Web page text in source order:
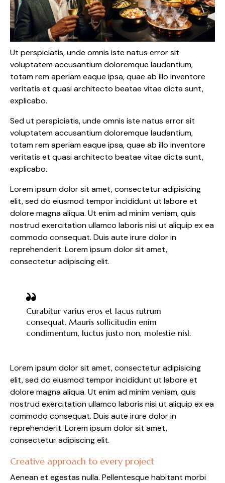
Ut perspiciatis, unde omnis iste natus error sit
voluptatem accusantium doloremque laudantium,
totam rem aperiam eaque ipsa, quae ab illo inventore
veritatis et quasi architecto beatae vitae dicta sunt,
explicabo.
Sed ut perspiciatis, unde omnis iste natus error sit
voluptatem accusantium doloremque laudantium,
totam rem aperiam eaque ipsa, quae ab illo inventore
veritatis et quasi architecto beatae vitae dicta sunt,
explicabo.
Lorem ipsum dolor sit amet, consectetur adipisicing
elit, sed do eiusmod tempor incididunt ut labore et
dolore magna aliqua. Ut enim ad minim veniam, quis
nostrud exercitation ullamco laboris nisi ut aliquip ex ea
commodo consequat. Duis aute irure dolor in
reprehenderit. Lorem ipsum dolor sit amet,
consectetur adipiscing elit.
Curabitur varius eros et lacus rutrum
consequat. Mauris sollicitudin enim
condimentum, luctus justo non, molestie nisl.
Lorem ipsum dolor sit amet, consectetur adipisicing
elit, sed do eiusmod tempor incididunt ut labore et
dolore magna aliqua. Ut enim ad minim veniam, quis
nostrud exercitation ullamco laboris nisi ut aliquip ex ea
commodo consequat. Duis aute irure dolor in
reprehenderit. Lorem ipsum dolor sit amet,
consectetur adipiscing elit.
Creative approach to every project
Aenean et egestas nulla. Pellentesque habitant morbi